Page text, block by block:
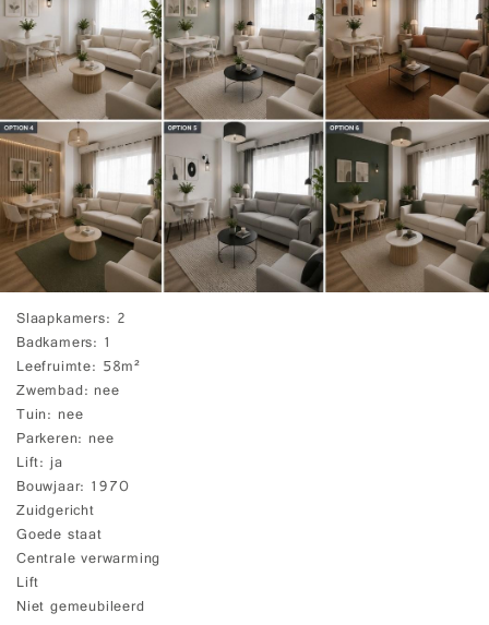
Slaapkamers 2
Badkamers 1
Leefruimte 58m²
Zwembad nee
Tuin nee
Parkeren nee
Lift ja
Bouwjaar 1970
Zuidgericht
Goede staat
Centrale verwarming
Lift
Niet gemeubileerd